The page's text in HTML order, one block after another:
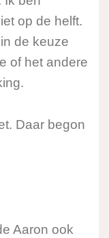
op de helft.
de keuze
of het andere
Daar begon
Aaron ook